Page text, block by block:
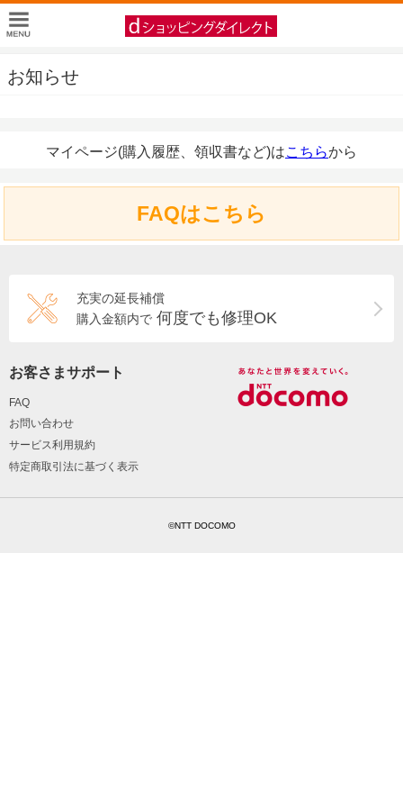
お知らせ
マイページ(購入履歴、領収書など)はこちらから
FAQはこちら
充実の延長補償
購入金額内で 何度でも修理OK
お客さまサポート
FAQ
お問い合わせ
サービス利用規約
特定商取引法に基づく表示
©NTT DOCOMO